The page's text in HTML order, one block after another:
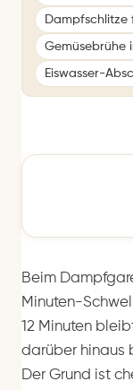
Dampfschlitze
Gemüsebrühe
Eiswasser-
Beim
Minuten-
12 Minuten
darüber hinaus
Der Grund ist